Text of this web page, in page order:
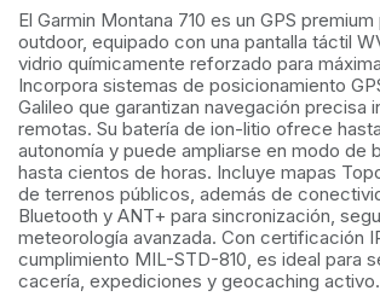
El Garmin Montana 710 es un GPS
outdoor, equipado con una pantalla táctil
vidrio químicamente reforzado para
Incorpora sistemas de posicionamiento
Galileo que garantizan navegación precisa
remotas. Su batería de ion-litio ofrece
autonomía y puede ampliarse en modo de
hasta cientos de horas. Incluye mapas
de terrenos públicos, además de
Bluetooth y ANT+ para sincronización,
meteorología avanzada. Con certificación
cumplimiento MIL-STD-810, es ideal para
cacería, expediciones y geocaching activo.